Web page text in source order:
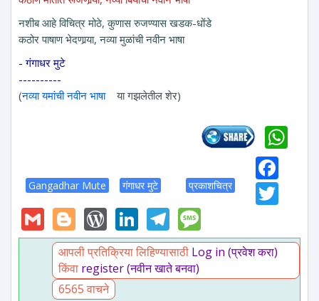
नशीब आहे विचित्र मोठे, कुणास रुजण्यास खडक-धोंडे
कठोर पाषाण भेदणार्‍या, नव्या मुळांची नवीन भाषा
- गंगाधर मुटे
----------
(नव्या यमांची नवीन भाषा या गझलेतील शेर)
Gangadhar Mute गंगाधर मुटे प्रकाशचित्र
GmailBlogger
WordPress
LinkedIn
Telegram
आपली प्रतिक्रिया लिहिण्यासाठी Log in (प्रवेश करा)
किंवा register (नवीन खाते बनवा)
6565 वाचने